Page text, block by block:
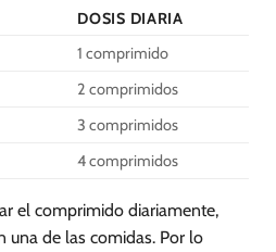
DOSIS DIARIA
1 comprimido
2 comprimidos
3 comprimidos
4 comprimidos
el comprimido diariamente,
una de las comidas. Por lo